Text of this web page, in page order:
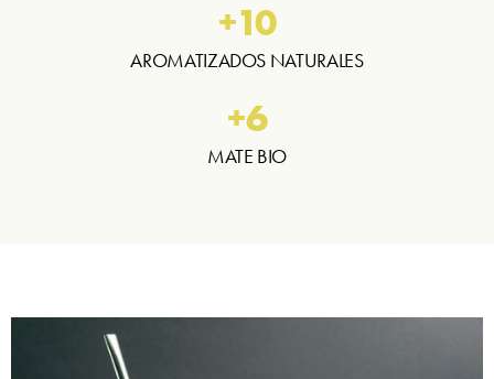
AROMATIZADOS NATURALES
+10
MATE BIO
+6